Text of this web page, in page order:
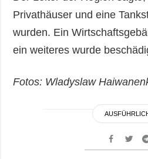
Privathäuser und eine
wurden. Ein
ein weiteres wurde
Fotos: Wladyslaw